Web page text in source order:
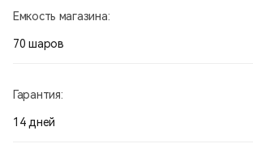
Емкость магазина:
70 шаров
Гарантия:
14 дней